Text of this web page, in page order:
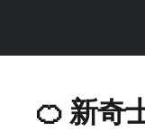
🍊 新奇